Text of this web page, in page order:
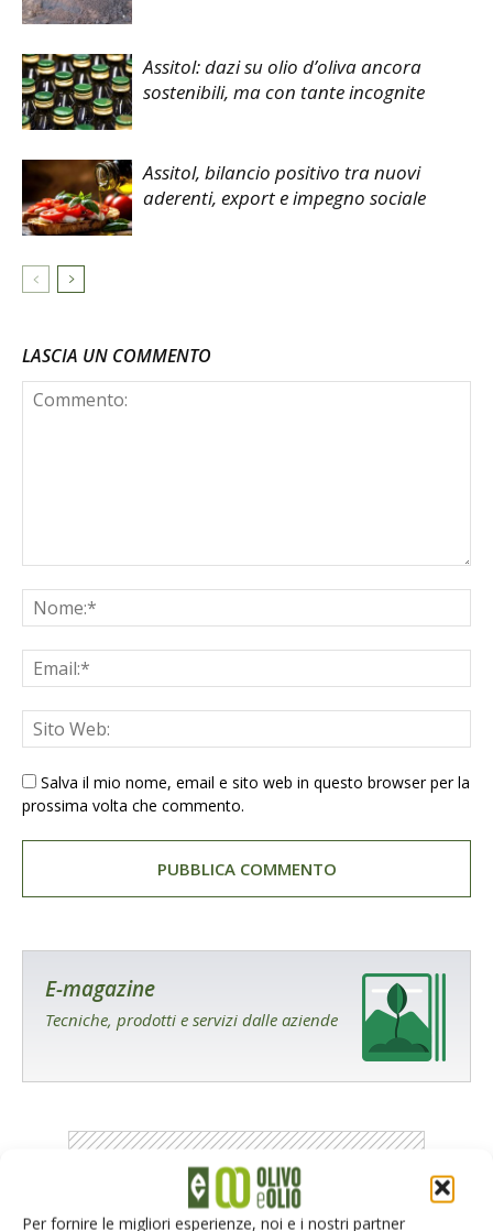
Per fornire le migliori esperienze, noi e i nostri partner
Assitol: dazi su olio d’oliva ancora
sostenibili, ma con tante incognite
Assitol, bilancio positivo tra nuovi
aderenti, export e impegno sociale
LASCIA UN COMMENTO
Salva il mio nome, email e sito web in questo browser per la
prossima volta che commento.
E-magazine
Tecniche, prodotti e servizi dalle aziende